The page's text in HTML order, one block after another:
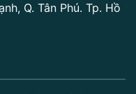
Q. Tân Phú. Tp. Hồ